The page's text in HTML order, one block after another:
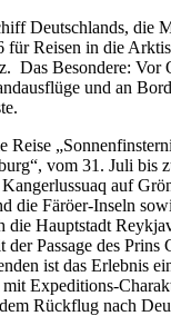
Deutschlands, die
für Reisen in die
Das Besondere: Vor
und an
Reise
vom 31. Juli bis
auf
die Färöer-Inseln
die Hauptstadt
Passage des Prins
ist das Erlebnis
Expeditions-
Rückflug nach